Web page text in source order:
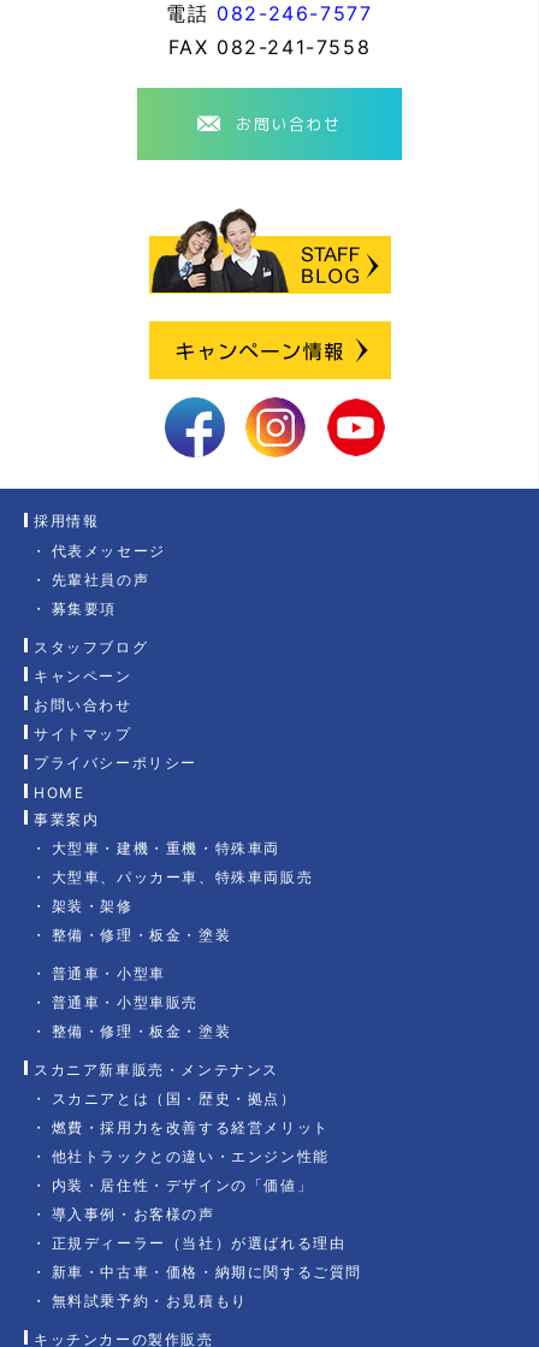
電話 082-246-7577
FAX 082-241-7558
お問い合わせ
HOME
事業案内
大型車・建機・重機・特殊車両
大型車、パッカー車、特殊車両販売
架装・架修
整備・修理・板金・塗装
普通車・小型車
普通車・小型車販売
整備・修理・板金・塗装
スカニア新車販売・メンテナンス
スカニアとは（国・歴史・拠点）
燃費・採用力を改善する経営メリット
他社トラックとの違い・エンジン性能
内装・居住性・デザインの「価値」
導入事例・お客様の声
正規ディーラー（当社）が選ばれる理由
新車・中古車・価格・納期に関するご質問
無料試乗予約・お見積もり
キッチンカーの製作販売
採用情報
代表メッセージ
先輩社員の声
募集要項
スタッフブログ
キャンペーン
お問い合わせ
サイトマップ
プライバシーポリシー